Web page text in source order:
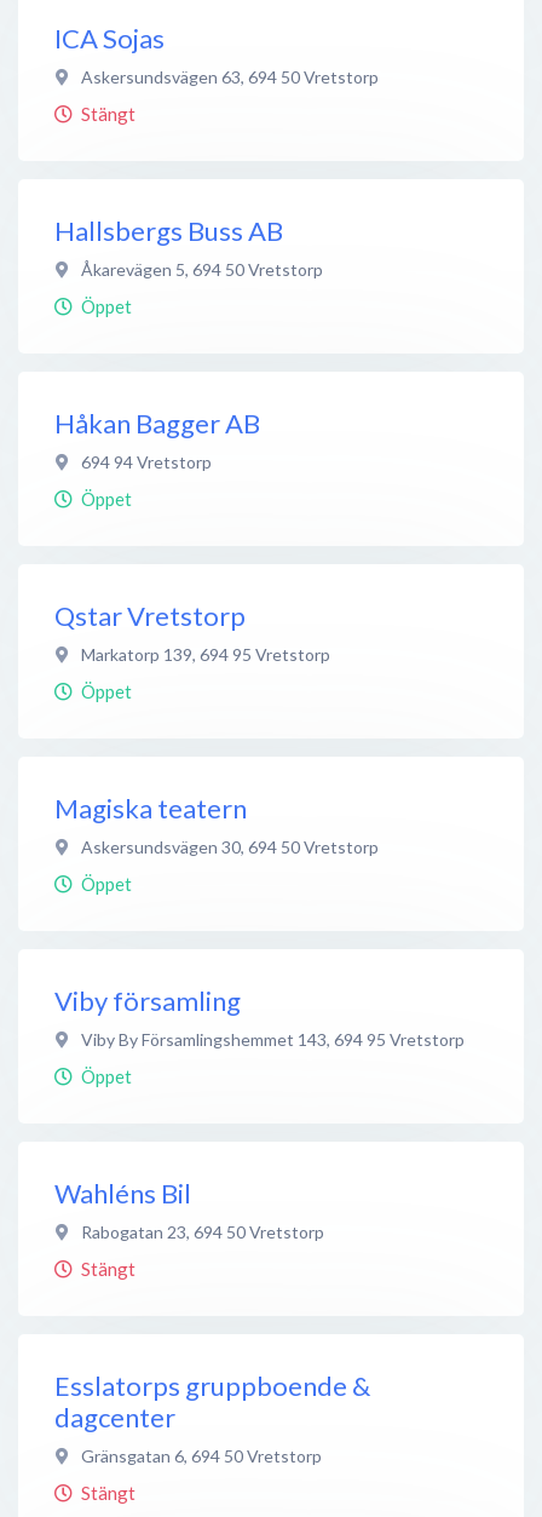
ICA Sojas
Askersundsvägen 63, 694 50Vretstorp
Stängt
Hallsbergs Buss AB
Åkarevägen 5, 694 50Vretstorp
Öppet
Håkan Bagger AB
694 94Vretstorp
Öppet
Qstar Vretstorp
Markatorp 139, 694 95 Vretstorp
Öppet
Magiska teatern
Askersundsvägen 30, 694 50Vretstorp
Öppet
Viby församling
Viby By Församlingshemmet 143, 694 95 Vretstorp
Öppet
Wahléns Bil
Rabogatan 23, 694 50Vretstorp
Stängt
Esslatorps gruppboende &
dagcenter
Gränsgatan 6, 694 50Vretstorp
Stängt